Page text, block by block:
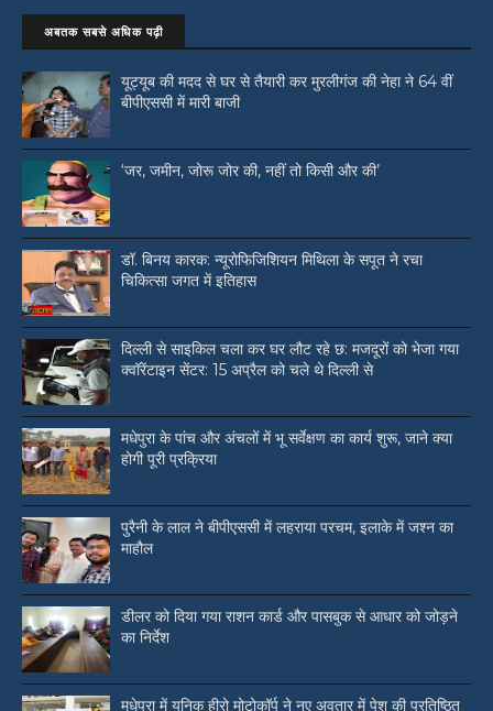
अबतक सबसे अधिक पढ़ी
यूट्यूब की मदद से घर से तैयारी कर मुरलीगंज की नेहा ने 64 वीं
बीपीएससी में मारी बाजी
‘जर, जमीन, जोरू जोर की, नहीं तो किसी और की’
डॉ. बिनय कारक: न्यूरोफिजिशियन मिथिला के सपूत ने रचा
चिकित्सा जगत में इतिहास
दिल्ली से साइकिल चला कर घर लौट रहे छ: मजदूरों को भेजा गया
क्वॉरेंटाइन सेंटर: 15 अप्रैल को चले थे दिल्ली से
मधेपुरा के पांच और अंचलों में भू सर्वेक्षण का कार्य शुरू, जाने क्या
होगी पूरी प्रक्रिया
पुरैनी के लाल ने बीपीएससी में लहराया परचम, इलाके में जश्न का
माहौल
डीलर को दिया गया राशन कार्ड और पासबुक से आधार को जोड़ने
का निर्देश
मधेपुरा में यूनिक हीरो मोटोकॉर्प ने नए अवतार में पेश की प्रतिष्ठित